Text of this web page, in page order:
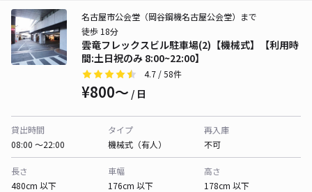
雲竜フレックスビル駐車場(2)【機械式】【利用時
間:土日祝のみ 8:00~22:00】
名古屋市公会堂（岡谷鋼機名古屋公会堂）まで
徒歩 18分
4.7 / 58件
¥800〜 / 日
貸出時間
08:00 〜22:00
タイプ
機械式（有人）
再入庫
不可
長さ
480cm 以下
車幅
176cm 以下
高さ
178cm 以下